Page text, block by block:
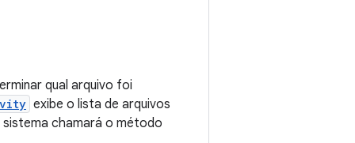
qual arquivo foi
exibe o lista de arquivos
sistema chamará o método